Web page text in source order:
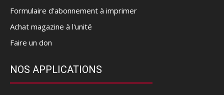
Formulaire d'abonnement à imprimer
Achat magazine à l'unité
Faire un don
NOS APPLICATIONS